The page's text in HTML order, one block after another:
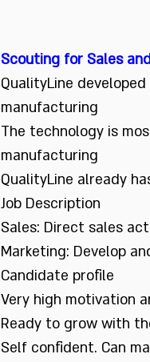
Scouting for Sales
QualityLine
manufacturing
The technology is
manufacturing
QualityLine already
Job Description
Sales: Direct sales
Marketing: Develop
Candidate profile
Very high motivation
Ready to grow with
Self confident. Can